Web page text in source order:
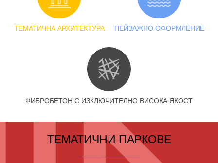
ТЕМАТИЧНА АРХИТЕКТУРА ПЕЙЗАЖНО ОФОРМЛЕНИЕ
ФИБРОБЕТОН С ИЗКЛЮЧИТЕЛНО ВИСОКА ЯКОСТ
ТЕМАТИЧНИ ПАРКОВЕ